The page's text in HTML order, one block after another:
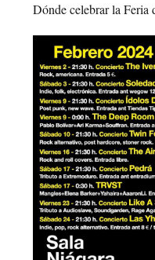
Dónde celebrar la